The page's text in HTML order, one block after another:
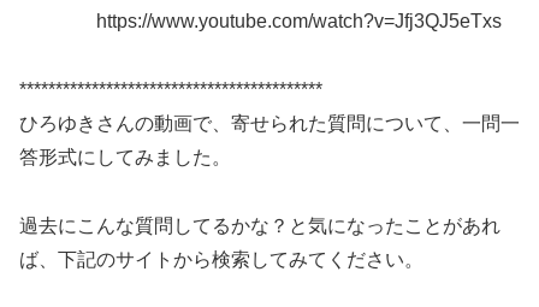
https://www.youtube.com/watch?v=Jfj3QJ5eTxs
******************************************
ひろゆきさんの動画で、寄せられた質問について、一問一
答形式にしてみました。
過去にこんな質問してるかな？と気になったことがあれ
ば、下記のサイトから検索してみてください。